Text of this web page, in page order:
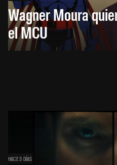
Wagner Moura
el MCU
HACE 3 DÍAS